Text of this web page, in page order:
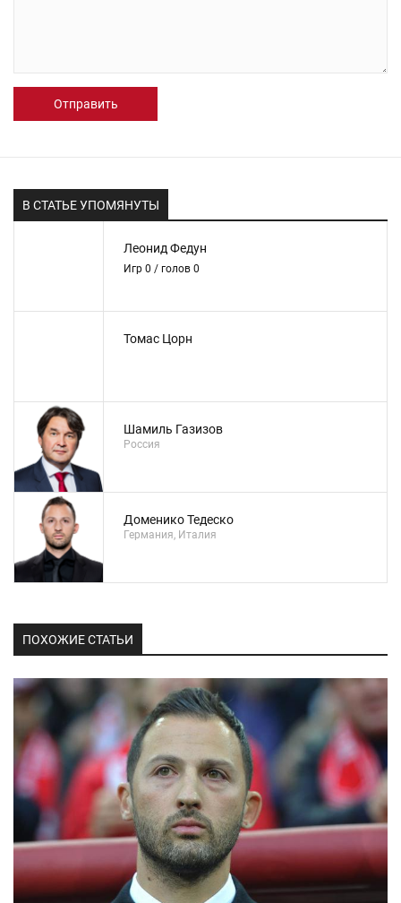
Отправить
В СТАТЬЕ УПОМЯНУТЫ
Леонид Федун
Игр 0 / голов 0
Томас Цорн
Шамиль Газизов
Россия
Доменико Тедеско
Германия, Италия
ПОХОЖИЕ СТАТЬИ